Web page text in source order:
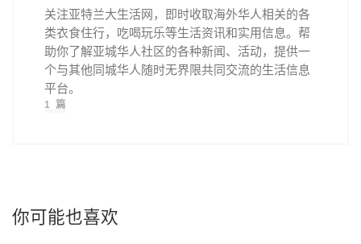
关注亚特兰大生活网，即时收取海外华人相关的各
类衣食住行，吃喝玩乐等生活资讯和实用信息。帮
助你了解亚城华人社区的各种新闻、活动，提供一
个与其他同城华人随时无界限共同交流的生活信息
平台。
1 篇
你可能也喜欢